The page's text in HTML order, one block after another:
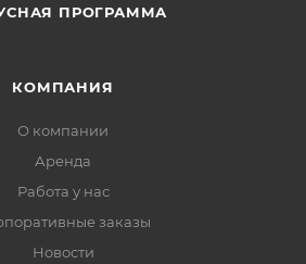
ПРОГРАММА
КОМПАНИЯ
О компании
Аренда
Работа у нас
заказы
Новости